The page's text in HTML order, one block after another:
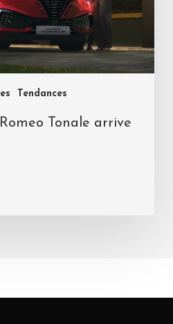
Tendances
Tonale arrive